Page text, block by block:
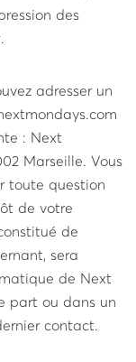
des
adresser un
: Next
Marseille. Vous
toute question
de votre
de
sera
de Next
part ou dans un
contact.